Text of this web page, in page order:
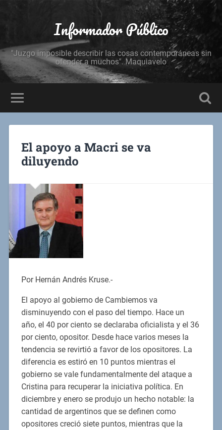
Informador Público
"Juzgo imposible describir las cosas contemporáneas sin
ofender a muchos". Maquiavelo
El apoyo a Macri se va
diluyendo
Por Hernán Andrés Kruse.-
El apoyo al gobierno de Cambiemos va
disminuyendo con el paso del tiempo. Hace un
año, el 40 por ciento se declaraba oficialista y el 36
por ciento, opositor. Desde hace varios meses la
tendencia se revirtió a favor de los opositores. La
diferencia es estiró en 10 puntos mientras el
gobierno se vale fundamentalmente del ataque a
Cristina para recuperar la iniciativa política. En
diciembre y enero se produjo un hecho notable: la
cantidad de argentinos que se definen como
opositores creció siete puntos, mientras que la